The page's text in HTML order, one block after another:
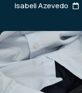
Isabeli Azevedo